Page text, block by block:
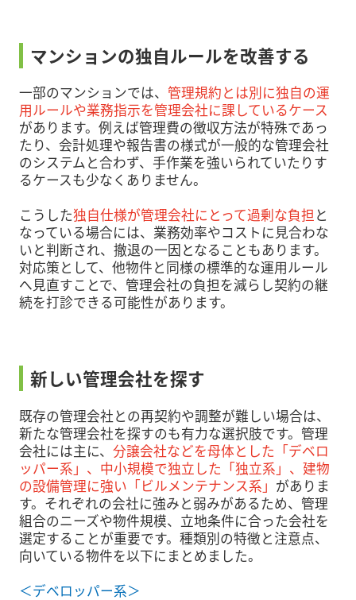
マンションの独自ルールを改善する
一部のマンションでは、 管理規約とは別に独自の運
用ルールや業務指示を管理会社に課しているケース
があります。例えば管理費の徴収方法が特殊であっ
たり、会計処理や報告書の様式が一般的な管理会社
のシステムと合わず、手作業を強いられていたりす
るケースも少なくありません。
こうした独自仕様が管理会社にとって過剰な負担 と
なっている場合には、業務効率やコストに見合わな
いと判断され、撤退の一因となることもあります。
対応策として、他物件と同様の標準的な運用ルール
へ見直すことで、管理会社の負担を減らし契約の継
続を打診できる可能性があります。
新しい管理会社を探す
既存の管理会社との再契約や調整が難しい場合は、
新たな管理会社を探すのも有力な選択肢です。管理
会社には主に、 分譲会社などを母体とした「デベロ
ッパー系」、中小規模で独立した「独立系」、建物
の設備管理に強い「ビルメンテナンス系」 がありま
す。それぞれの会社に強みと弱みがあるため、管理
組合のニーズや物件規模、立地条件に合った会社を
選定することが重要です。種類別の特徴と注意点、
向いている物件を以下にまとめました。
＜デベロッパー系＞